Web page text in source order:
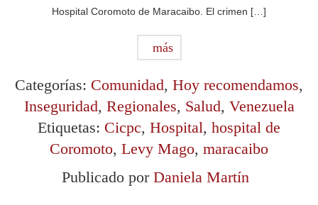
Hospital Coromoto de Maracaibo. El crimen […]
más
Categorías: Comunidad, Hoy recomendamos,
Inseguridad, Regionales, Salud, Venezuela
Etiquetas: Cicpc, Hospital, hospital de
Coromoto, Levy Mago, maracaibo
Publicado por Daniela Martín